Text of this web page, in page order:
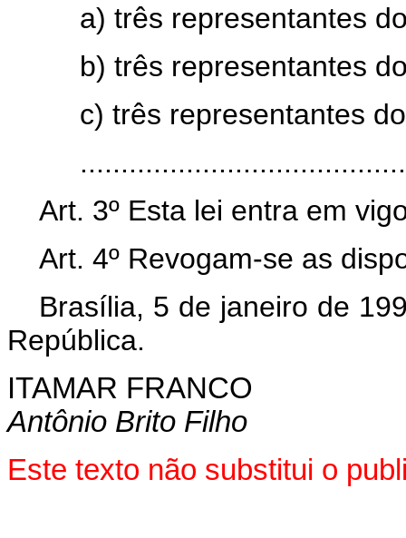
a) três representantes
b) três representantes
c) três representantes
Art. 3º Esta lei entra em
Art. 4º Revogam-se as
Brasília, 5 de janeiro de
República.
ITAMAR FRANCO
Antônio Brito Filho
Este texto não substitui o